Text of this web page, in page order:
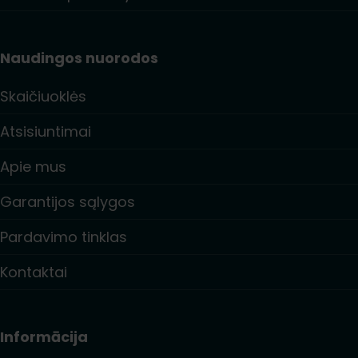
Naudingos nuorodos
Skaičiuoklės
Atsisiuntimai
Apie mus
Garantijos sąlygos
Pardavimo tinklas
Kontaktai
Informācija